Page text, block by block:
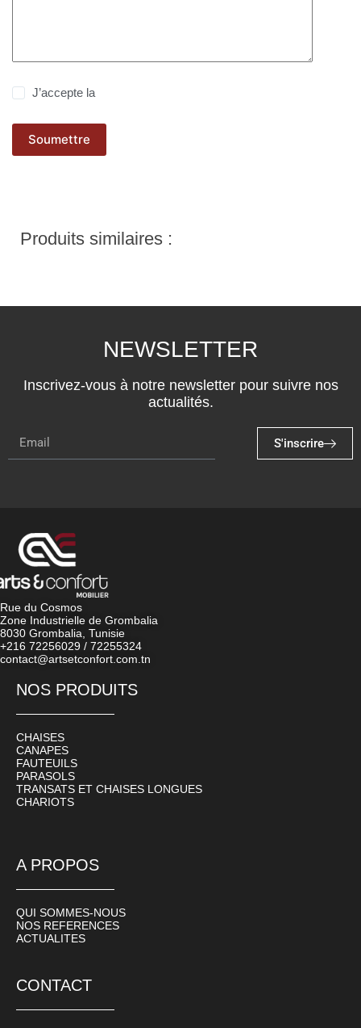
J’accepte la
Soumettre
Produits similaires :
NEWSLETTER
Inscrivez-vous à notre newsletter pour suivre nos
actualités.
S'inscrire
Rue du Cosmos
Zone Industrielle de Grombalia
8030 Grombalia, Tunisie
+216 72256029 / 72255324
contact@artsetconfort.com.tn
NOS PRODUITS
CHAISES
CANAPES
FAUTEUILS
PARASOLS
TRANSATS ET CHAISES LONGUES
CHARIOTS
A PROPOS
QUI SOMMES-NOUS
NOS REFERENCES
ACTUALITES
CONTACT